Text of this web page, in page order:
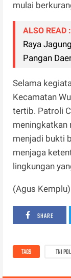
mulai
ALSO READ :
Raya
Pangan
Selama
Kecamatan
tertib. Patroli
meningkatkan
menjadi bukti
menjaga
lingkungan
(Agus
SHARE
TAGS TNI